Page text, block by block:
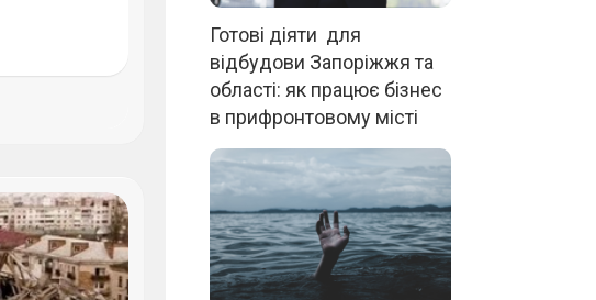
Готові діяти для
відбудови Запоріжжя та
області: як працює бізнес
в прифронтовому місті